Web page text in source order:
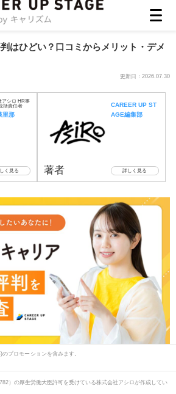
はひどい？口コミからメリット・デメ
更新日：2026.07.30
アシロ HR事
括責任者
里那
く見る 著者
CAREER UP ST
AGE編集部
詳しく見る
プロモーションを含みます。
）の厚生労働大臣許可を受けている株式会社アシロが作成してい